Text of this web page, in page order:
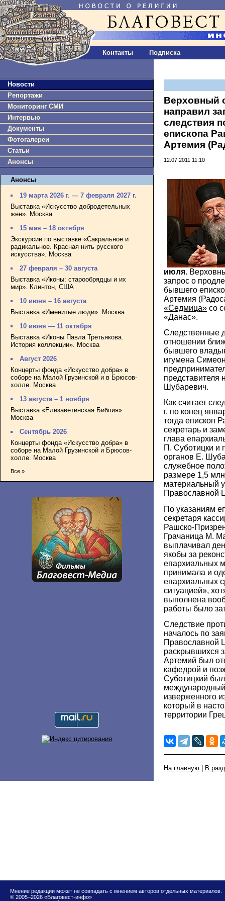
Контакты Подписка
Новости
Репортажи
Мониторинг СМИ
Интервью
Документы
Фотогалереи
Статьи
Анонсы
Анонсы
19 марта 2026 г. — 7 февраля 2027 г.
Выставка «Искусство добродетельных
жен». Москва
15 мая – 18 октября
Экскурсии по выставке «Сакральное и
радикальное. Красная нить русского
искусства». Москва
27 февраля – 30 августа
Выставка «Иконы: старообрядцы и их
мир». Клинтон, США
10 июня – 16 августа
Выставка «Именитые люди». Москва
10 июня — 11 октября
Выставка «Иконы Павла Третьякова.
История коллекции». Москва
Август 2026
Концерты фонда «Искусство добра» в
соборе на Малой Грузинской и в Брюсов-
холле. Москва
13 августа – 1 ноября
Выставка «Елизаветинская Библия».
Москва
Сентябрь 2026
Концерты фонда «Искусство добра» в
соборе на Малой Грузинской и Брюсов-
холле. Москва
Все »
Верховный
направил
следствия
епископа
Артемия
12.07.2011 11:10
июля.
запрос о
бывшего
Артемия
«Седмица» со
«Данас».
Следственные
отношении
бывшего
игумена
представителя
Шубаревич.
Как считает
г. по конец
тогда епископ
секретарь и
глава
П. Суботицки и
органов Е.
служебное
размере 1,5
материальный
Православной
По указаниям
секретаря
Рашско-
Грачаница М.
выплачивал
якобы за
епархиальных
принимала и
епархиальных
ситуацией»,
выполнена
работы было
Следствие
началось по
Православной
раскрывшихся
Артемий был
кафедрой и
Суботицкий
изверженного
который в
территории
На главную | В
Мнение редакции может не совпадать с мнением авторов отдельных материалов.
© 2005–2026 «Благовест-инфо»